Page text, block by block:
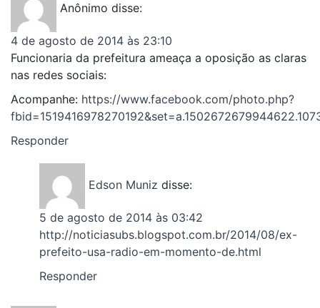
Anônimo disse:
4 de agosto de 2014 às 23:10
Funcionaria da prefeitura ameaça a oposição as claras
nas redes sociais:
Acompanhe: https://www.facebook.com/photo.php?
Responder
Edson Muniz disse:
5 de agosto de 2014 às 03:42
http://noticiasubs.blogspot.com.br/2014/08/ex-
prefeito-usa-radio-em-momento-de.html
Responder